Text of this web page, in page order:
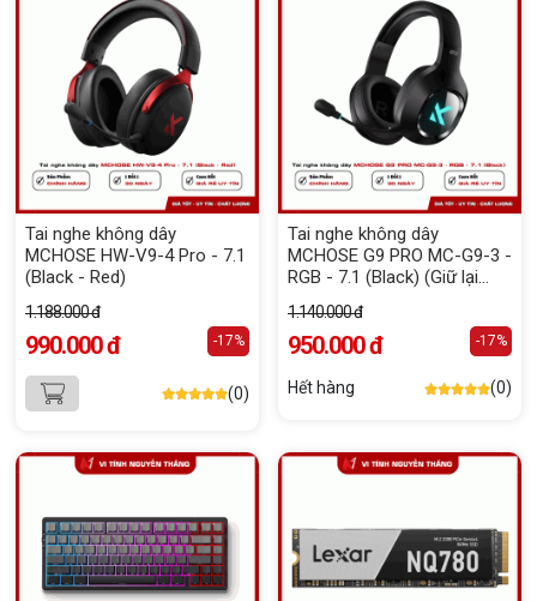
Tai nghe không dây
MCHOSE HW-V9-4 Pro - 7.1
(Black - Red)
1.188.000 đ
990.000 đ -17%
(0)
Tai nghe không dây
MCHOSE G9 PRO MC-G9-3 -
RGB - 7.1 (Black) (Giữ lại
1.140.000 đ
950.000 đ -17%
Hết hàng (0)